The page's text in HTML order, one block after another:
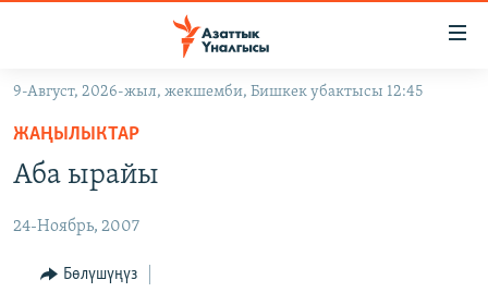
Навигацияга
өтүңүз
Издөөгө
салыңыз
КЫРГЫЗСТАН
КЫРГЫЗСТАН
САЯСАТ
ЭКОНОМИКА
ДҮЙНӨ
БОРБОР АЗИЯ
УКРАИНА
АТАЙЫН ИЛИКТӨӨ
9-Август, 2026-жыл, жекшемби, Бишкек убактысы 12:45
ЖАҢЫЛЫКТАР
Аба ырайы
24-Ноябрь, 2007
Бөлүшүңүз